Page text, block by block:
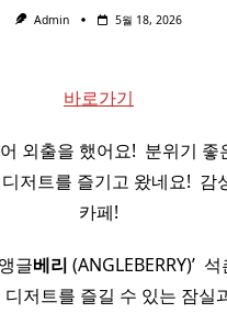
Admin 5월 18, 2026
바로가기
외출을 했어요! ​ 분위기 좋
저트를 즐기고 왔네요! ​ 감
카페!
글베리 (ANGLEBERRY)’
저트를 즐길 수 있는 잠실